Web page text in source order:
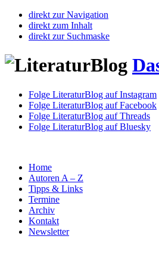
direkt zur Navigation
direkt zum Inhalt
direkt zur Suchmaske
Folge LiteraturBlog auf Instagram
Folge LiteraturBlog auf Facebook
Folge LiteraturBlog auf Threads
Folge LiteraturBlog auf Bluesky
Home
Autoren A – Z
Tipps & Links
Termine
Archiv
Kontakt
Newsletter